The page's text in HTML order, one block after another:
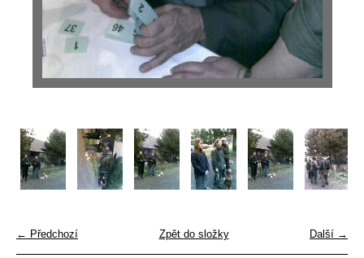
← Předchozí Další →
Zpět do složky